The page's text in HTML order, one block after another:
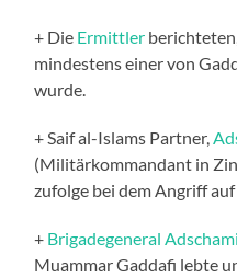
+ Die Ermittler
mindestens einer von
wurde.
+ Saif al-Islams Partner,
(Militärkommandant in
zufolge bei dem Angriff
+ Brigadegeneral
Muammar Gaddafi lebte